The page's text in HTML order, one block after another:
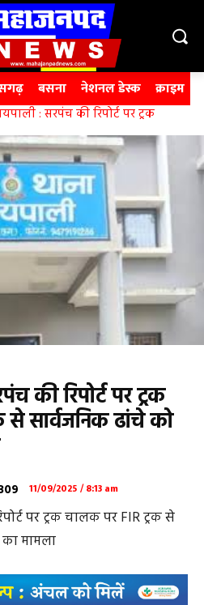
बसना नेशनल डेस्क क्राइम
: सरपंच की रिपोर्ट पर ट्रक
की रिपोर्ट पर ट्रक
सार्वजनिक ढांचे को
11/09/2025 / 8:13 am
पर ट्रक चालक पर FIR ट्रक से
मामला